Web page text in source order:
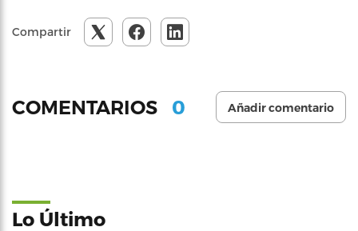
Compartir
COMENTARIOS 0 Añadir comentario
Lo Último